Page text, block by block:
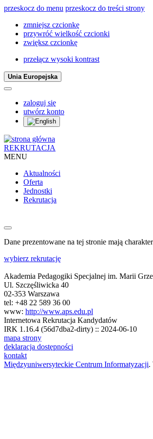
przeskocz do menu przeskocz do treści strony
zmniejsz czcionkę
przywróć wielkość czcionki
zwiększ czcionkę
przełącz wysoki kontrast
Unia Europejska
zaloguj się
utwórz konto
REKRUTACJA
MENU
Aktualności
Oferta
Jednostki
Rekrutacja
Dane prezentowane na tej stronie mają
wybierz rekrutację
Akademia Pedagogiki Specjalnej im. Marii
Ul. Szczęśliwicka 40
02-353 Warszawa
tel: +48 22 589 36 00
www: http://www.aps.edu.pl
Internetowa Rekrutacja Kandydatów
IRK 1.16.4 (56d7dba2-dirty) :: 2024-06-10
mapa strony
deklaracja dostępności
kontakt
Międzyuniwersyteckie Centrum Informatyzacji.